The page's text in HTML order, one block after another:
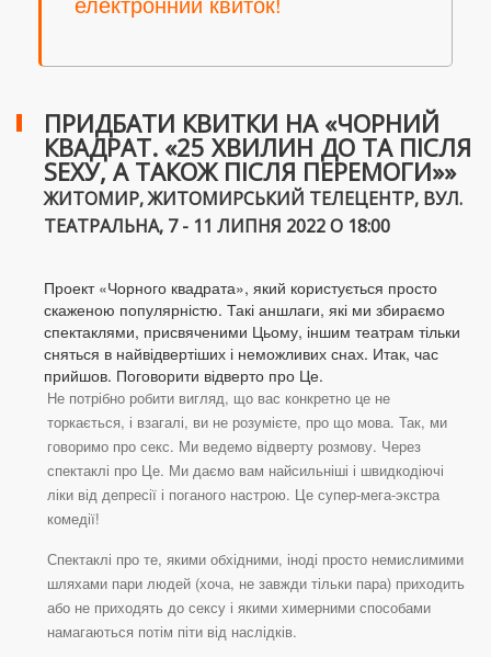
ПРИДБАТИ КВИТКИ НА «ЧОРНИЙ
КВАДРАТ. «25 ХВИЛИН ДО ТА ПІСЛЯ
SEXУ, А ТАКОЖ ПІСЛЯ ПЕРЕМОГИ»»
ЖИТОМИР, ЖИТОМИРСЬКИЙ ТЕЛЕЦЕНТР, ВУЛ.
ТЕАТРАЛЬНА, 7 - 11 ЛИПНЯ 2022 О 18:00
Проект «Чорного квадрата», який користується просто
скаженою популярністю. Такі аншлаги, які ми збираємо
спектаклями, присвяченими Цьому, іншим театрам тільки
сняться в найвідвертіших і неможливих снах. Итак, час
прийшов. Поговорити відверто про Це.
Не потрібно робити вигляд, що вас конкретно це не
торкається, і взагалі, ви не розумієте, про що мова. Так, ми
говоримо про секс. Ми ведемо відверту розмову. Через
спектаклі про Це. Ми даємо вам найсильніші і швидкодіючі
ліки від депресії і поганого настрою. Це супер-мега-экстра
комедії!
Спектаклі про те, якими обхідними, іноді просто немислимими
шляхами пари людей (хоча, не завжди тільки пара) приходить
або не приходять до сексу і якими химерними способами
намагаються потім піти від наслідків.